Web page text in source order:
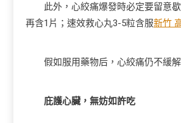
此外，心絞痛爆發時必定要留意歇
再含1片；速效救心丸3-5粒含服新竹
假如服用藥物后，心絞痛仍不緩解
庇護心臟，無妨如許吃